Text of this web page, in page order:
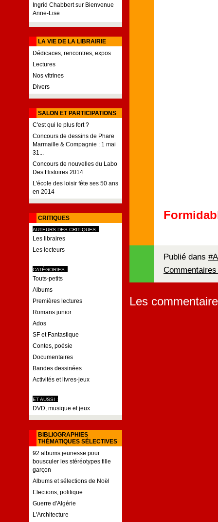
Ingrid Chabbertsur Bienvenue
Anne-Lise
LA VIE DE LA LIBRAIRIE
Dédicaces, rencontres, expos
Lectures
Nos vitrines
Divers
SALON ET PARTICIPATIONS
C'est qui le plus fort ?
Concours de dessins de Phare
Marmaille & Compagnie : 1 mai
31...
Concours de nouvelles du Labo
Des Histoires 2014
L'école des loisir fête ses 50 ans
en 2014
CRITIQUES
AUTEURS DES CRITIQUES :
Les libraires
Les lecteurs
CATÉGORIES :
Touts-petits
Albums
Premières lectures
Romans junior
Ados
SF et Fantastique
Contes, poésie
Documentaires
Bandes dessinées
Activités et livres-jeux
ET AUSSI :
DVD, musique et jeux
BIBLIOGRAPHIES
THÉMATIQUES SÉLECTIVES
92 albums jeunesse pour
bousculer les stéréotypes fille
garçon
Albums et sélections de Noël
Elections, politique
Guerre d'Algérie
L'Architecture
Publié dans
Les